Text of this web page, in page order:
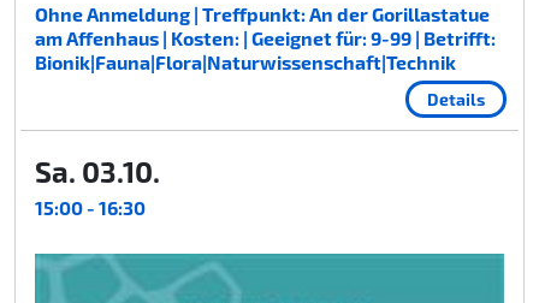
Ohne Anmeldung | Treffpunkt: An der Gorillastatue
am Affenhaus | Kosten: | Geeignet für: 9-99 | Betrifft:
Bionik|Fauna|Flora|Naturwissenschaft|Technik
Details
Sa. 03.10.
15:00 - 16:30